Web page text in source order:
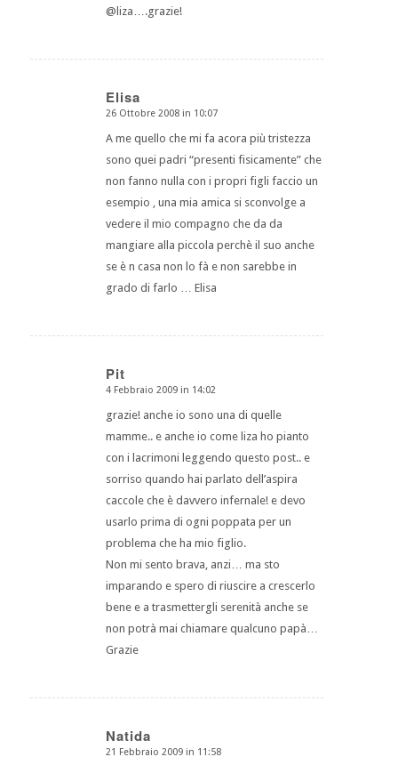
@liza….grazie!
Elisa
dice:
26 Ottobre 2008 in 10:07
A me quello che mi fa acora più tristezza
sono quei padri “presenti fisicamente” che
non fanno nulla con i propri figli faccio un
esempio , una mia amica si sconvolge a
vedere il mio compagno che da da
mangiare alla piccola perchè il suo anche
se è n casa non lo fà e non sarebbe in
grado di farlo … Elisa
Pit
dice:
4 Febbraio 2009 in 14:02
grazie! anche io sono una di quelle
mamme.. e anche io come liza ho pianto
con i lacrimoni leggendo questo post.. e
sorriso quando hai parlato dell’aspira
caccole che è davvero infernale! e devo
usarlo prima di ogni poppata per un
problema che ha mio figlio.
Non mi sento brava, anzi… ma sto
imparando e spero di riuscire a crescerlo
bene e a trasmettergli serenità anche se
non potrà mai chiamare qualcuno papà…
Grazie
Natida
dice:
21 Febbraio 2009 in 11:58